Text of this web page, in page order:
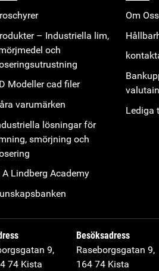
– Industriella lim,
och
Modeller cad filer
varumärken
lösningar för
smörjning och
A Lindberg Academy
Om
Lediga
9,
74 Kista
Besöksadress
Raseborgsgatan 9,
164 74 Kista